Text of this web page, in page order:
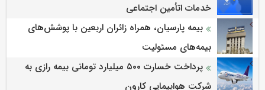
خدمات اتأمین اجتماعی
بیمه پارسیان، همراه زائران اربعین با پوشش‌های
بیمه‌های مسئولیت
پرداخت خسارت ۵۰۰ میلیارد تومانی بیمه رازی به
شرکت هواپیمایی کارون